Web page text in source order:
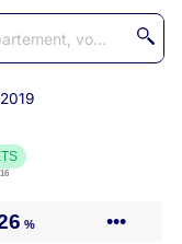
% •••